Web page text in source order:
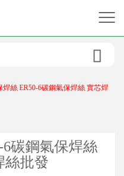

焊絲 ER50-6碳鋼氣保焊絲 實芯焊
碳鋼氣保焊絲
絲批發